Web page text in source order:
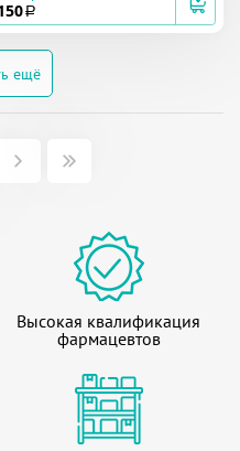
a
ещё
Высокая квалификация
фармацевтов